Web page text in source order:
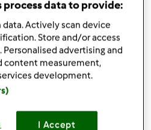
lnianego woreczka wkladam
skropic (parę kropli)lub do
sie płyn do płukania.Te 4 szt
w 60st to na 4 razy
z nepalu ja je kupuje w
która wnika w zabrudzenia
process data to provide:
Actively scan device
Store and/or access
advertising and
content measurement,
development.
I Accept